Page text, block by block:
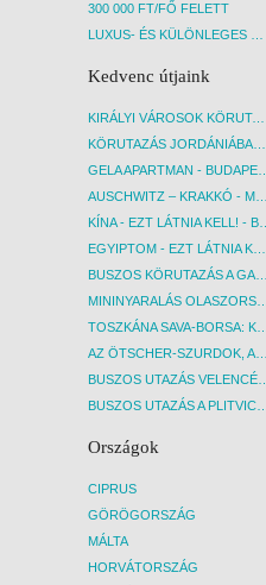
300 000 FT/FŐ FELETT
Kedvenc útjaink
KIRÁLYI VÁROSOK KÖRUTAZÁS KÖZVETLEN REPÜLŐJÁRATTAL - BUDAPEST, REPÜLŐ
Országok
CIPRUS
GÖRÖGORSZÁG
MÁLTA
HORVÁTORSZÁG